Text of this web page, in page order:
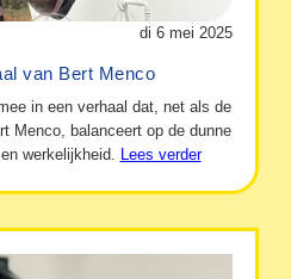
di 6 mei 2025
van Bert Menco
in een verhaal dat, net als de
Menco, balanceert op de dunne
werkelijkheid. Lees verder